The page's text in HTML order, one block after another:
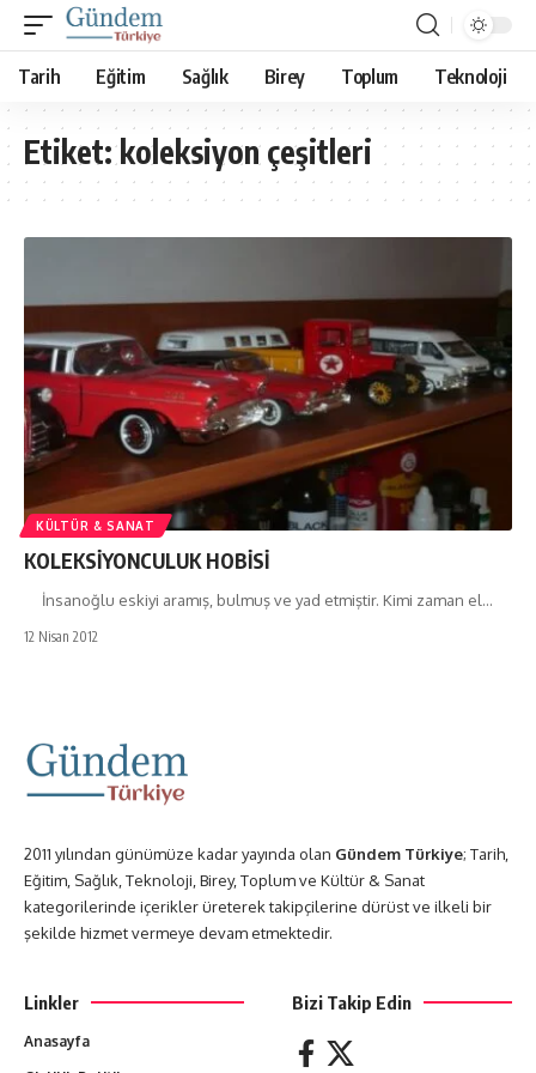
Tarih Eğitim Sağlık Birey Toplum Teknoloji
Etiket:koleksiyon çeşitleri
KÜLTÜR & SANAT
KOLEKSİYONCULUK HOBİSİ
İnsanoğlu eskiyi aramış, bulmuş ve yad etmiştir. Kimi zaman el…
12 Nisan 2012
2011 yılından günümüze kadar yayında olan Gündem Türkiye; Tarih,
Eğitim, Sağlık, Teknoloji, Birey, Toplum ve Kültür & Sanat
kategorilerinde içerikler üreterek takipçilerine dürüst ve ilkeli bir
şekilde hizmet vermeye devam etmektedir.
Linkler
Anasayfa
Bizi Takip Edin